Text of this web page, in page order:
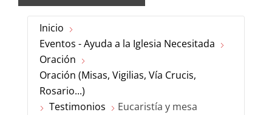
Inicio
Eventos - Ayuda a la Iglesia Necesitada
Oración
Oración (Misas, Vigilias, Vía Crucis,
Rosario...)
Testimonios
Eucaristía y mesa